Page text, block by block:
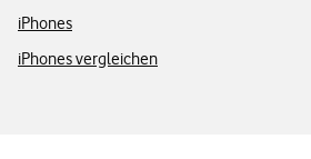
iPhones
iPhones vergleichen